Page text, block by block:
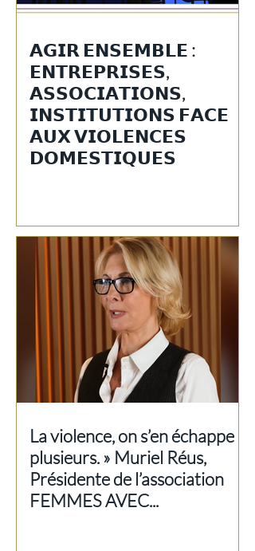
𝗔𝗚𝗜𝗥 𝗘𝗡𝗦𝗘𝗠𝗕𝗟𝗘 :
𝗘𝗡𝗧𝗥𝗘𝗣𝗥𝗜𝗦𝗘𝗦,
𝗔𝗦𝗦𝗢𝗖𝗜𝗔𝗧𝗜𝗢𝗡𝗦,
𝗜𝗡𝗦𝗧𝗜𝗧𝗨𝗧𝗜𝗢𝗡𝗦 𝗙𝗔𝗖𝗘
𝗔𝗨𝗫 𝗩𝗜𝗢𝗟𝗘𝗡𝗖𝗘𝗦
𝗗𝗢𝗠𝗘𝗦𝗧𝗜𝗤𝗨𝗘𝗦
La violence, on s’en échappe à
plusieurs. » Muriel Réus,
Présidente de l’association
FEMMES AVEC...